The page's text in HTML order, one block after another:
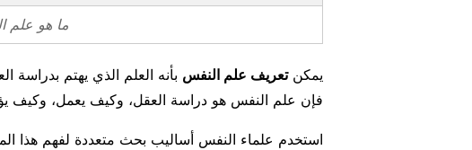
ما هو علم
يمكنتعريف علم النفس بأنه العلم الذي يهتم بدراسة
فإن علم النفس هو دراسة العقل، وكيف يعمل، وكيف
استخدم علماء النفس أساليب بحث متعددة لفهم هذا